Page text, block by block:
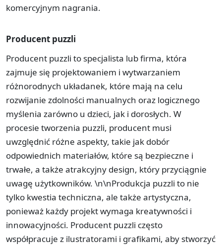
komercyjnym nagrania.
Producent puzzli
Producent puzzli to specjalista lub firma, która
zajmuje się projektowaniem i wytwarzaniem
różnorodnych układanek, które mają na celu
rozwijanie zdolności manualnych oraz logicznego
myślenia zarówno u dzieci, jak i dorosłych. W
procesie tworzenia puzzli, producent musi
uwzględnić różne aspekty, takie jak dobór
odpowiednich materiałów, które są bezpieczne i
trwałe, a także atrakcyjny design, który przyciągnie
uwagę użytkowników. \n\nProdukcja puzzli to nie
tylko kwestia techniczna, ale także artystyczna,
ponieważ każdy projekt wymaga kreatywności i
innowacyjności. Producent puzzli często
współpracuje z ilustratorami i grafikami, aby stworzyć